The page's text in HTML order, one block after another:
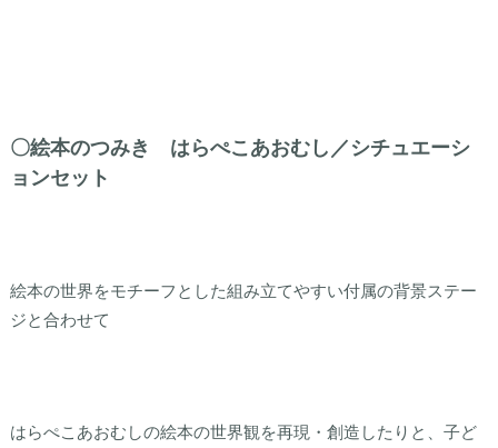
〇絵本のつみき はらぺこあおむし／シチュエーシ
ョンセット
絵本の世界をモチーフとした組み立てやすい付属の背景ステー
ジと合わせて
はらぺこあおむしの絵本の世界観を再現・創造したりと、子ど